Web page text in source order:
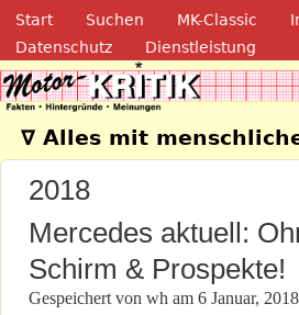
Direkt zum Inhalt
Navigation
Start Suchen MK-Classic
Datenschutz
Dienstleistung
Motor-
∇ Alles mit
2018
Mercedes aktuell:
Schirm & Prospekte!
Gespeichert von wh am 6 Januar,